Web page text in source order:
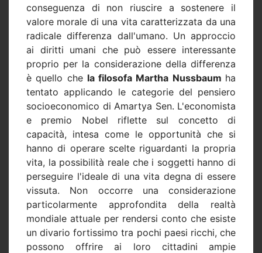
conseguenza di non riuscire a sostenere il
valore morale di una vita caratterizzata da una
radicale differenza dall'umano. Un approccio
ai diritti umani che può essere interessante
proprio per la considerazione della differenza
è quello che la filosofa Martha Nussbaum ha
tentato applicando le categorie del pensiero
socioeconomico di Amartya Sen. L'economista
e premio Nobel riflette sul concetto di
capacità, intesa come le opportunità che si
hanno di operare scelte riguardanti la propria
vita, la possibilità reale che i soggetti hanno di
perseguire l'ideale di una vita degna di essere
vissuta. Non occorre una considerazione
particolarmente approfondita della realtà
mondiale attuale per rendersi conto che esiste
un divario fortissimo tra pochi paesi ricchi, che
possono offrire ai loro cittadini ampie